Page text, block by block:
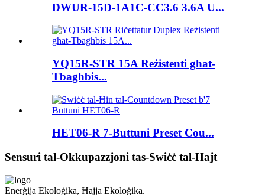
DWUR-15D-1A1C-CC3.6 3.6A U...
YQ15R-STR 15A Reżistenti għat-
Tbagħbis...
HET06-R 7-Buttuni Preset Cou...
Sensuri tal-Okkupazzjoni tas-Swiċċ tal-Ħajt
Enerġija Ekoloġika, Ħajja Ekoloġika.